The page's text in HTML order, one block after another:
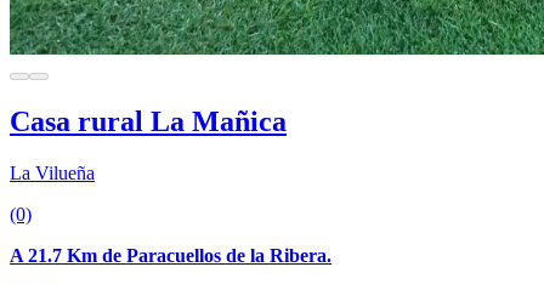
Casa rural La Mañica
La Vilueña
(0)
A 21.7 Km de Paracuellos de la Ribera.